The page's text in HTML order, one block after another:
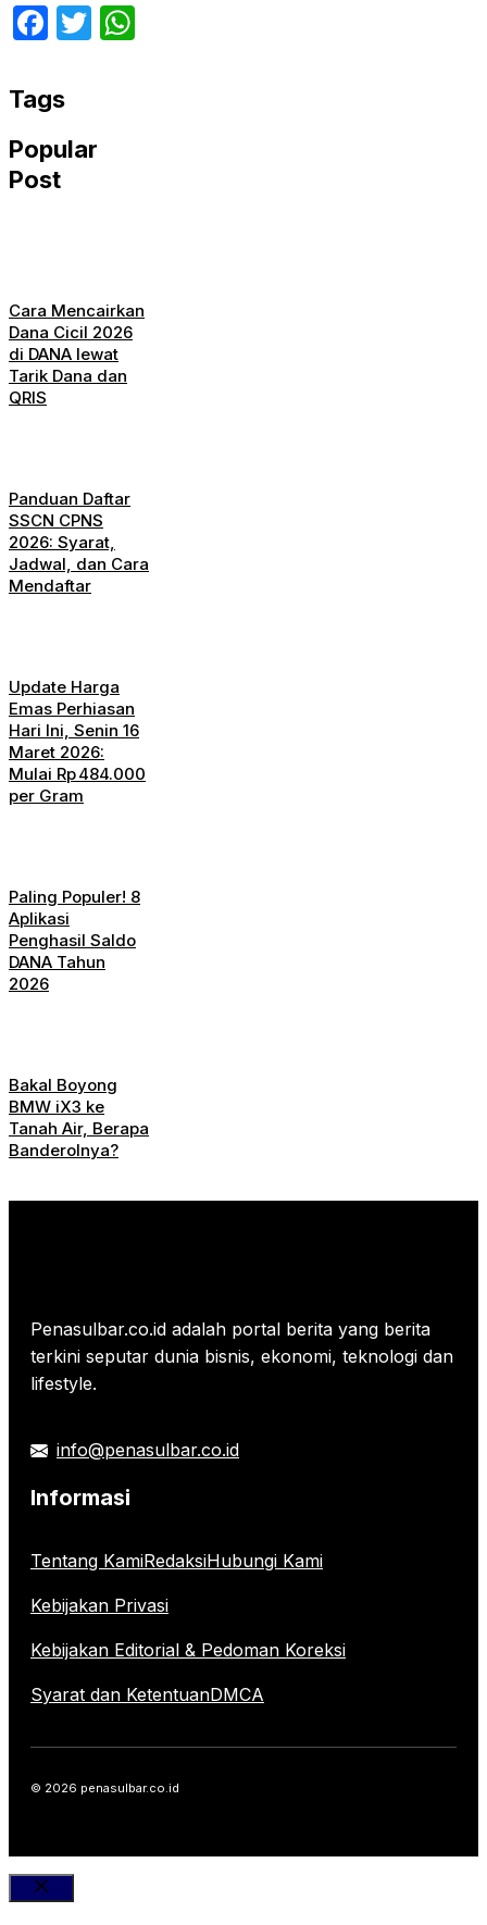
Facebook
Twitter
Tags
Popular
Post
Cara Mencairkan
Dana Cicil 2026
di DANA lewat
Tarik Dana dan
QRIS
Panduan Daftar
SSCN CPNS
2026: Syarat,
Jadwal, dan Cara
Mendaftar
Update Harga
Emas Perhiasan
Hari Ini, Senin 16
Maret 2026:
Mulai Rp 484.000
per Gram
Paling Populer! 8
Aplikasi
Penghasil Saldo
DANA Tahun
2026
Bakal Boyong
BMW iX3 ke
Tanah Air, Berapa
Banderolnya?
Penasulbar.co.id adalah portal berita yang berita
terkini seputar dunia bisnis, ekonomi, teknologi dan
lifestyle.
info@penasulbar.co.id
Informasi
Tentang KamiRedaksiHubungi Kami
Kebijakan Privasi
Kebijakan Editorial & Pedoman Koreksi
Syarat dan KetentuanDMCA
© 2026 penasulbar.co.id
Close